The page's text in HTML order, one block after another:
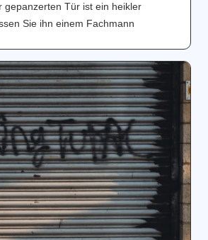
gepanzerten Tür ist ein heikler
Sie ihn einem Fachmann